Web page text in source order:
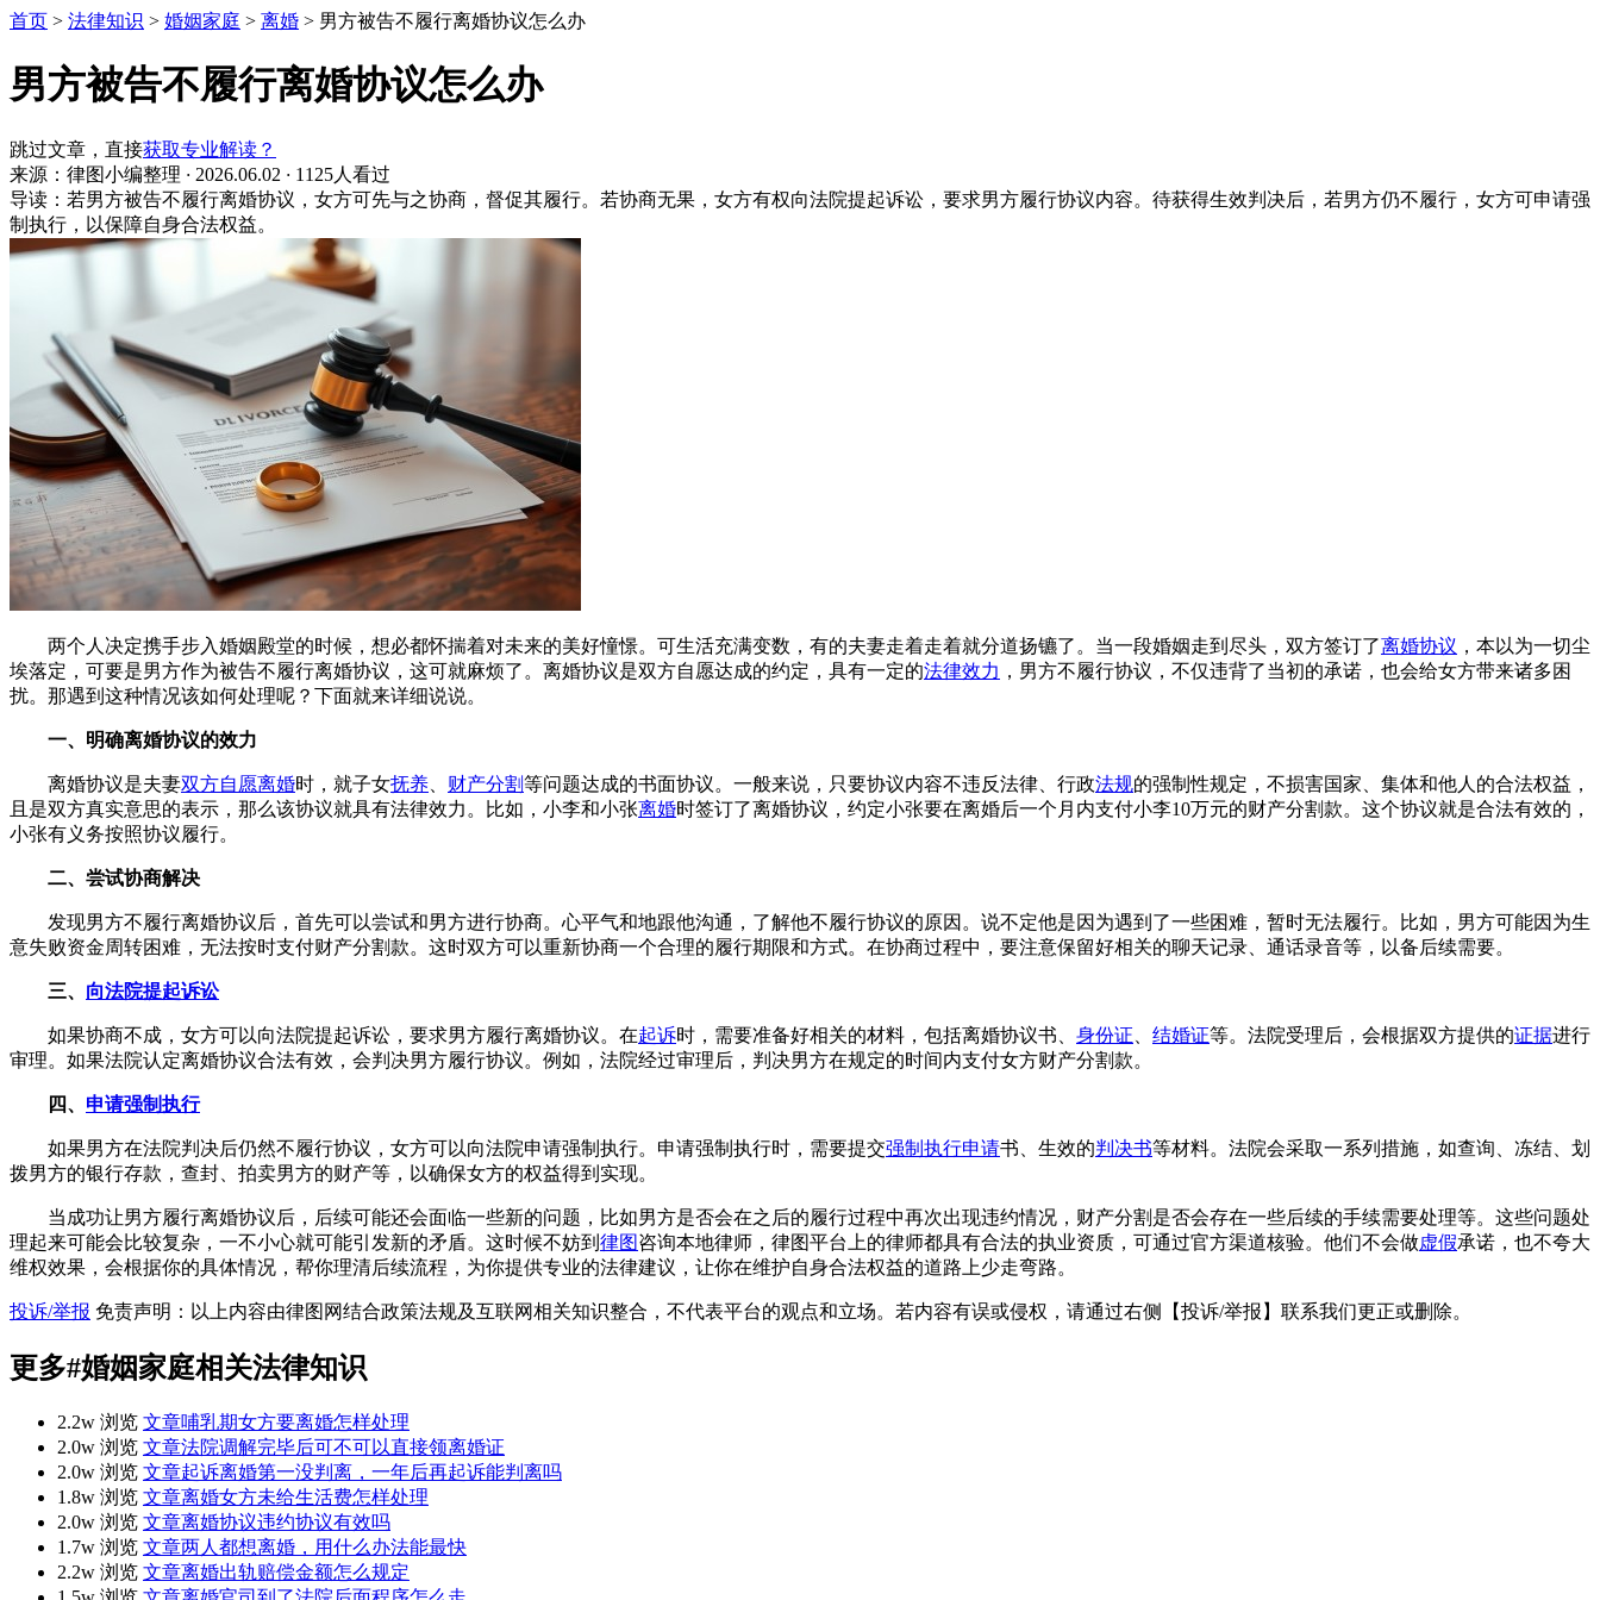
首页 > 法律知识 > 婚姻家庭 > 离婚 > 男方被告不履行离婚协议怎么办
男方被告不履行离婚协议怎么办
跳过文章，直接获取专业解读？
来源：律图小编整理 · 2026.06.02 · 1125人看过
导读：若男方被告不履行离婚协议，女方可先与之协商，督促其履行。若协商无果，女方有权向法院提起诉讼，要求男方履行协议内容。待获得生效判决后，若男方仍不履行，女方可申请强
制执行，以保障自身合法权益。
两个人决定携手步入婚姻殿堂的时候，想必都怀揣着对未来的美好憧憬。可生活充满变数，有的夫妻走着走着就分道扬镳了。当一段婚姻走到尽头，双方签订了离婚协议 ，本以为一切尘
埃落定，可要是男方作为被告不履行离婚协议，这可就麻烦了。离婚协议是双方自愿达成的约定，具有一定的法律效力 ，男方不履行协议，不仅违背了当初的承诺，也会给女方带来诸多困
扰。那遇到这种情况该如何处理呢？下面就来详细说说。
一、明确离婚协议的效力
离婚协议是夫妻双方自愿离婚时，就子女抚养 财产分割等问题达成的书面协议。一般来说，只要协议内容不违反法律、行政法规的强制性规定，不损害国家、集体和他人的合法权益，
且是双方真实意思的表示，那么该协议就具有法律效力。比如，小李和小张离婚时签订了离婚协议，约定小张要在离婚后一个月内支付小李10万元的财产分割款。这个协议就是合法有效的，
小张有义务按照协议履行。
二、尝试协商解决
发现男方不履行离婚协议后，首先可以尝试和男方进行协商。心平气和地跟他沟通，了解他不履行协议的原因。说不定他是因为遇到了一些困难，暂时无法履行。比如，男方可能因为生
意失败资金周转困难，无法按时支付财产分割款。这时双方可以重新协商一个合理的履行期限和方式。在协商过程中，要注意保留好相关的聊天记录、通话录音等，以备后续需要。
三、 向法院提起诉讼
如果协商不成，女方可以向法院提起诉讼，要求男方履行离婚协议。在起诉时，需要准备好相关的材料，包括离婚协议书、 身份证 结婚证等。法院受理后，会根据双方提供的证据进行
审理。如果法院认定离婚协议合法有效，会判决男方履行协议。例如，法院经过审理后，判决男方在规定的时间内支付女方财产分割款。
四、 申请强制执行
如果男方在法院判决后仍然不履行协议，女方可以向法院申请强制执行。申请强制执行时，需要提交强制执行申请书、生效的判决书等材料。法院会采取一系列措施，如查询、冻结、划
拨男方的银行存款，查封、拍卖男方的财产等，以确保女方的权益得到实现。
当成功让男方履行离婚协议后，后续可能还会面临一些新的问题，比如男方是否会在之后的履行过程中再次出现违约情况，财产分割是否会存在一些后续的手续需要处理等。这些问题处
理起来可能会比较复杂，一不小心就可能引发新的矛盾。这时候不妨到 律图咨询本地律师，律图平台上的律师都具有合法的执业资质，可通过官方渠道核验。他们不会做虚假承诺，也不夸大
维权效果，会根据你的具体情况，帮你理清后续流程，为你提供专业的法律建议，让你在维护自身合法权益的道路上少走弯路。
投诉/举报 免责声明：以上内容由律图网结合政策法规及互联网相关知识整合，不代表平台的观点和立场。若内容有误或侵权，请通过右侧【投诉/举报】联系我们更正或删除。
更多#婚姻家庭相关法律知识
2.2w 浏览 文章哺乳期女方要离婚怎样处理
2.0w 浏览 文章法院调解完毕后可不可以直接领离婚证
2.0w 浏览 文章起诉离婚第一没判离，一年后再起诉能判离吗
1.8w 浏览 文章离婚女方未给生活费怎样处理
2.0w 浏览 文章离婚协议违约协议有效吗
1.7w 浏览 文章两人都想离婚，用什么办法能最快
2.2w 浏览 文章离婚出轨赔偿金额怎么规定